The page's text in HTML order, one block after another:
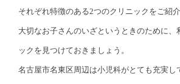
それぞれ特徴のある2つのクリニックをご紹介
大切なお子さんのいざというときのために、
ックを見つけておきましょう。
名古屋市名東区周辺は小児科がとても充実し